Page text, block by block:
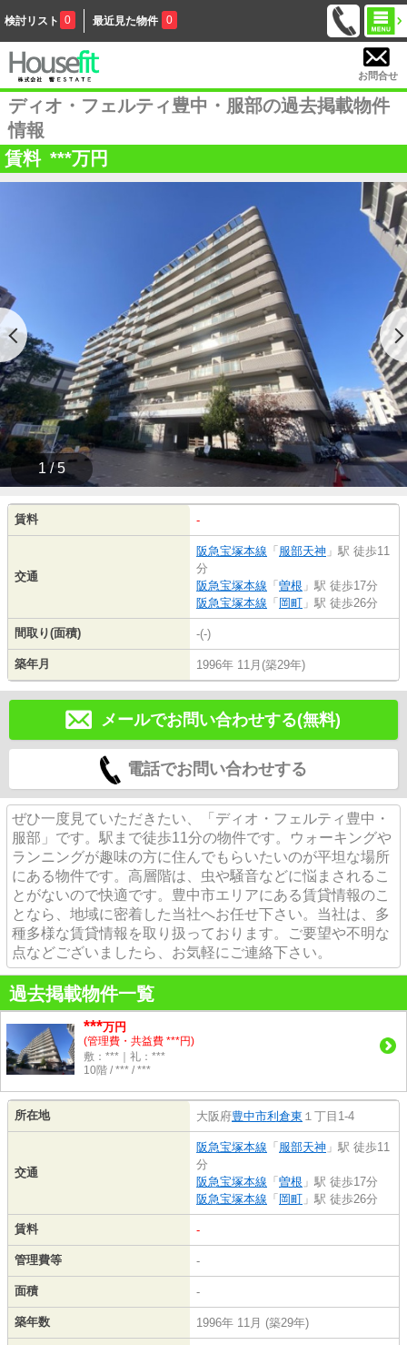
検討リスト 0 最近見た物件 0
お問合せ
ディオ・フェルティ豊中・服部の過去掲載物件
情報
賃料 ***万円
1 / 5
賃料 -
交通
阪急宝塚本線 「 服部天神 」駅 徒歩11
分
阪急宝塚本線 「 曽根 」駅 徒歩17分
阪急宝塚本線 「 岡町 」駅 徒歩26分
間取り(面積) -(-)
築年月 1996年 11月(築29年)
メールでお問い合わせする(無料)
電話でお問い合わせする
ぜひ一度見ていただきたい、「ディオ・フェルティ豊中・
服部」です。駅まで徒歩11分の物件です。ウォーキングや
ランニングが趣味の方に住んでもらいたいのが平坦な場所
にある物件です。高層階は、虫や騒音などに悩まされるこ
とがないので快適です。豊中市エリアにある賃貸情報のこ
となら、地域に密着した当社へお任せ下さい。当社は、多
種多様な賃貸情報を取り扱っております。ご要望や不明な
点などございましたら、お気軽にご連絡下さい。
過去掲載物件一覧
***万円
(管理費・共益費 ***円)
敷：***｜礼：***
10階 / *** / ***
所在地 大阪府豊中市利倉東 １丁目1-4
交通
阪急宝塚本線 「 服部天神 」駅 徒歩11
分
阪急宝塚本線 「 曽根 」駅 徒歩17分
阪急宝塚本線 「 岡町 」駅 徒歩26分
賃料 -
管理費等 -
面積 -
築年数 1996年 11月 (築29年)